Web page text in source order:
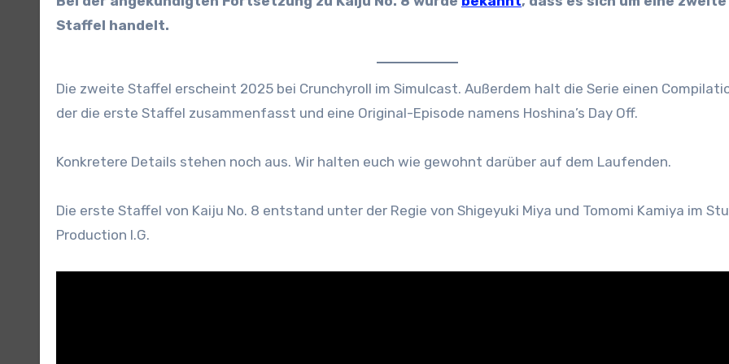
Staffel handelt.
Die zweite Staffel erscheint 2025 bei Crunchyroll im Simulcast. Außerdem halt die Serie einen
der die erste Staffel zusammenfasst und eine Original-Episode namens Hoshina’s Day Off.
Konkretere Details stehen noch aus. Wir halten euch wie gewohnt darüber auf dem Laufenden.
Die erste Staffel von Kaiju No. 8 entstand unter der Regie von Shigeyuki Miya und Tomomi Kamiya im
Production I.G.